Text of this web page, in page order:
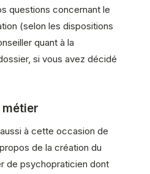
questions concernant le
(selon les dispositions
quant à la
si vous avez décidé
métier
à cette occasion de
de la création du
de psychopraticien dont